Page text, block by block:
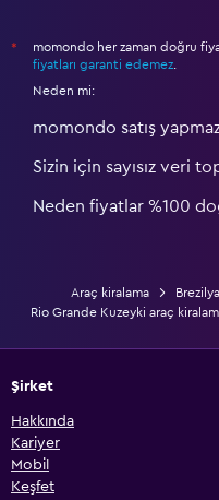
*
momondo her zaman doğru
fiyatları garanti edemez.
Neden mi:
momondo satış
Sizin için sayısız veri
Neden fiyatlar %100
Araç kiralama
Rio Grande Kuzeyki araç
Şirket
Hakkında
Kariyer
Mobil
Keşfet